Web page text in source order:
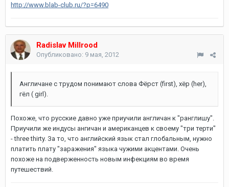
http://www.blab-club.ru/?p=6490
Radislav Millrood
Опубликовано: 9 мая, 2012
Англичане с трудом понимают слова Фёрст (first), xёр (her),
гёл ( girl).
Похоже, что русские давно уже приучили англичан к "ранглишу".
Приучили же индусы ангичан и американцев к своему "три терти"
- three thirty. За то, что английский язык стал глобальным, нужно
платить плату "заражения" языка чужими акцентами. Очень
похоже на подверженность новым инфекциям во время
путешествий.